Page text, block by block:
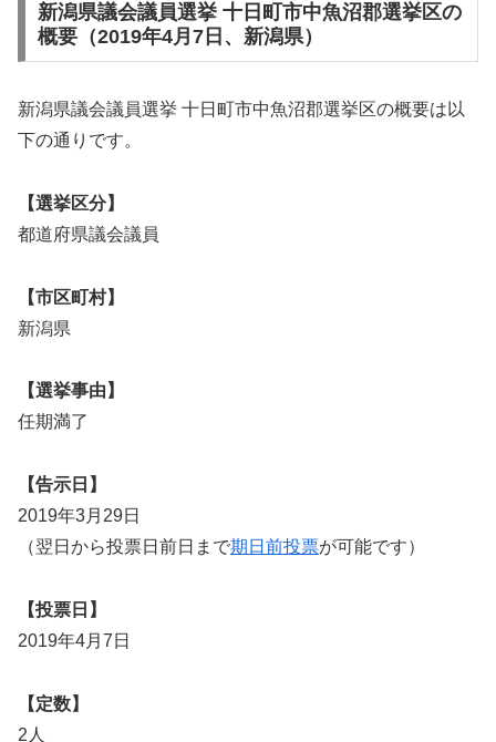
新潟県議会議員選挙 十日町市中魚沼郡選挙区の
概要（2019年4月7日、新潟県）
新潟県議会議員選挙 十日町市中魚沼郡選挙区の概要は以
下の通りです。
【選挙区分】
都道府県議会議員
【市区町村】
新潟県
【選挙事由】
任期満了
【告示日】
2019年3月29日
（翌日から投票日前日まで期日前投票が可能です）
【投票日】
2019年4月7日
【定数】
2人